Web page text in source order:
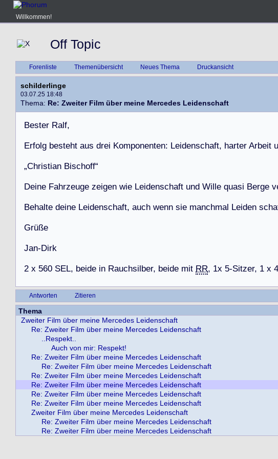
Willkommen!
Off Topic
Forenliste Themenübersicht Neues Thema Druckansicht
schilderlinge
03.07.25 18:48
Thema: Re: Zweiter Film über meine Mercedes Leidenschaft
Bester Ralf,
Erfolg besteht aus drei Komponenten: Leidenschaft, harter Arbeit u
„Christian Bischoff“
Deine Fahrzeuge zeigen wie Leidenschaft und Wille quasi Berge v
Behalte deine Leidenschaft, auch wenn sie manchmal Leiden scha
Grüße
Jan-Dirk
2 x 560 SEL, beide in Rauchsilber, beide mit RR, 1x 5-Sitzer, 1 x 4
Antworten Zitieren
Thema
Zweiter Film über meine Mercedes Leidenschaft
Re: Zweiter Film über meine Mercedes Leidenschaft
..Respekt..
Auch von mir: Respekt!
Re: Zweiter Film über meine Mercedes Leidenschaft
Re: Zweiter Film über meine Mercedes Leidenschaft
Re: Zweiter Film über meine Mercedes Leidenschaft
Re: Zweiter Film über meine Mercedes Leidenschaft
Re: Zweiter Film über meine Mercedes Leidenschaft
Re: Zweiter Film über meine Mercedes Leidenschaft
Zweiter Film über meine Mercedes Leidenschaft
Re: Zweiter Film über meine Mercedes Leidenschaft
Re: Zweiter Film über meine Mercedes Leidenschaft